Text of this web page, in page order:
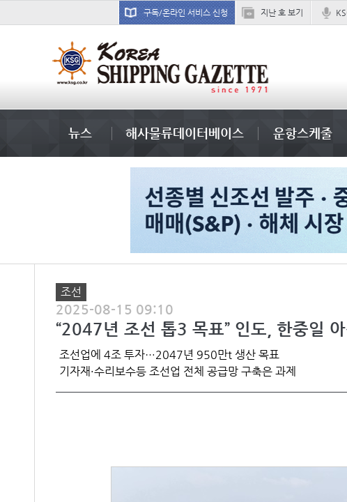
구독/온라인 서비스 신청 지난 호 보기
미중
뉴스 해사물류데이터베이스 운항스케줄
조선
2025-08-15 09:10
“2047년 조선 톱3 목표” 인도, 한중일
조선업에 4조 투자…2047년 950만t 생산 목표
기자재·수리보수등 조선업 전체 공급망 구축은 과제